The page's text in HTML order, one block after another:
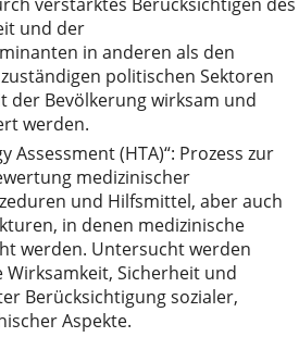
verstärktes Berücksichtigen des
und der
in anderen als den
politischen Sektoren
der Bevölkerung wirksam und
werden.
Assessment (HTA)“: Prozess zur
medizinischer
und Hilfsmittel, aber auch
in denen medizinische
werden. Untersucht werden
Wirksamkeit, Sicherheit und
Berücksichtigung sozialer,
Aspekte.